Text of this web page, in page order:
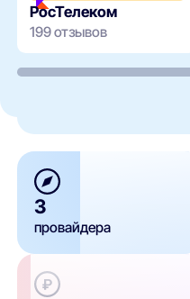
РосТелеком
199 отзывов
3
провайдера